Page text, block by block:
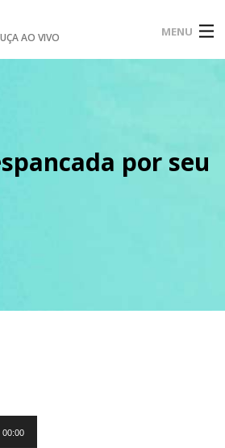
AO VIVO MENU
por seu
00:00